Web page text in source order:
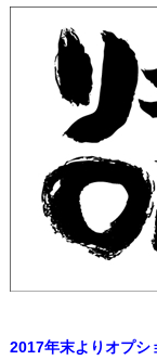
2017年末よりオプシ